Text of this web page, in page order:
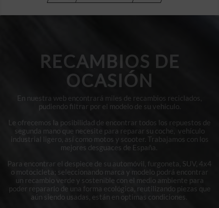
RECAMBIOS DE
OCASIÓN
En nuestra web encontrará miles de recambios reciclados,
pudiendo filtrar por el modelo de su vehículo.
Le ofrecemos la posibilidad de encontrar todos los repuestos de
segunda mano que necesite para reparar su coche, vehículo
industrial ligero, así como motos y scooter. Trabajamos con los
mejores desguaces de España.
Para encontrar el despiece de su automóvil, furgoneta, SUV, 4x4
o motocicleta; seleccionando marca y modelo podrá encontrar
un recambio verde y sostenible con el medio ambiente para
poder repararlo de una forma ecológica, reutilizando piezas que
aún siendo usadas, están en optimas condiciones.